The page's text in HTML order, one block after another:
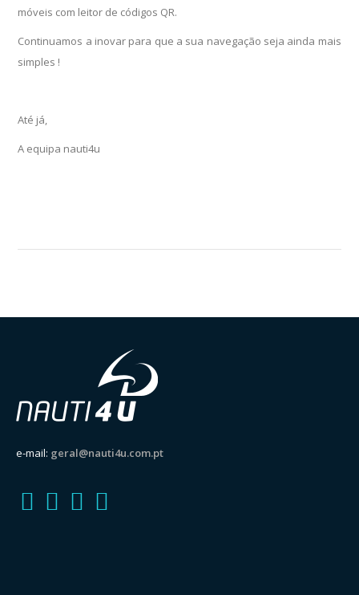
móveis com leitor de códigos QR.
Continuamos a inovar para que a sua navegação seja ainda mais
simples !
Até já,
A equipa nauti4u
e-mail: geral@nauti4u.com.pt